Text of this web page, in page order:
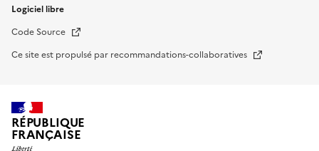
Logiciel libre
Code Source Nouvelle fenêtre
Ce site est propulsé par recommandations-collaboratives Nouvelle fenêtre
RÉPUBLIQUE
FRANÇAISE